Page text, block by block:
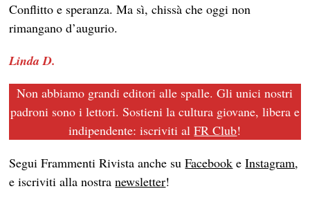
Conflitto e speranza. Ma sì, chissà che oggi non
rimangano d’augurio.
Linda D.
Non abbiamo grandi editori alle spalle. Gli unici nostri
padroni sono i lettori. Sostieni la cultura giovane, libera e
indipendente: iscriviti alFR Club!
Segui Frammenti Rivista anche suFacebook eInstagram,
e iscriviti alla nostranewsletter!